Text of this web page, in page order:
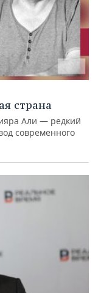
страна
Али — редкий
современного